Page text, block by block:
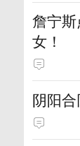
詹宁
女！
阴阳